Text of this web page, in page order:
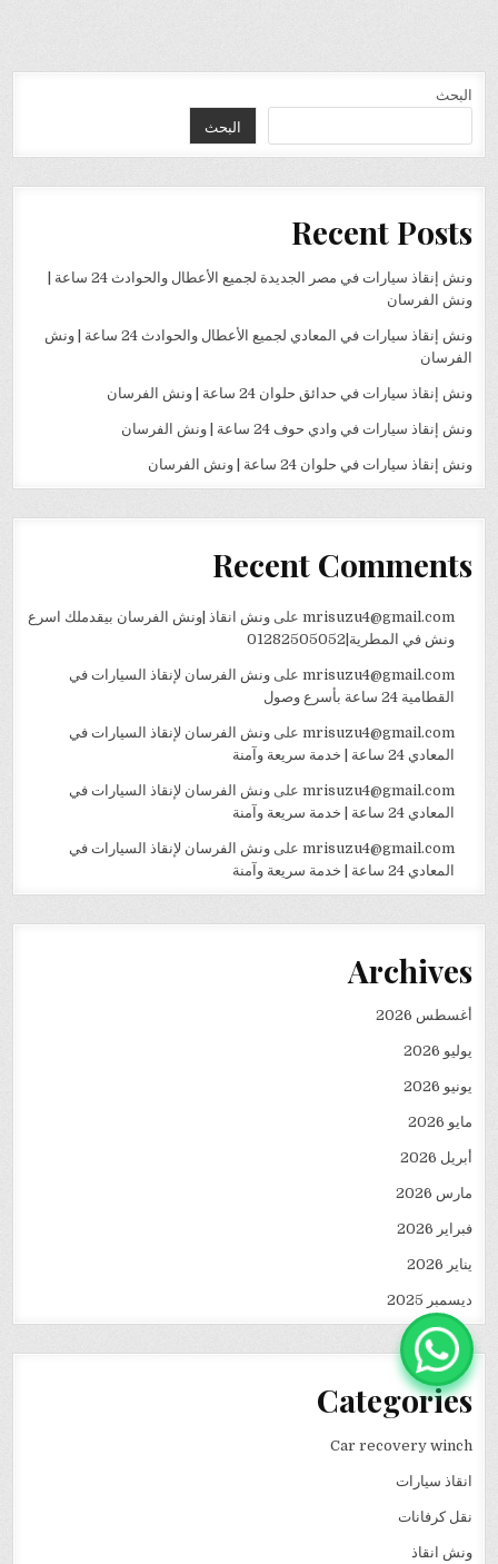
البحث
البحث
Recent Posts
ونش إنقاذ سيارات في مصر الجديدة لجميع الأعطال والحوادث 24 ساعة |
ونش الفرسان
ونش إنقاذ سيارات في المعادي لجميع الأعطال والحوادث 24 ساعة | ونش
الفرسان
ونش إنقاذ سيارات في حدائق حلوان 24 ساعة | ونش الفرسان
ونش إنقاذ سيارات في وادي حوف 24 ساعة | ونش الفرسان
ونش إنقاذ سيارات في حلوان 24 ساعة | ونش الفرسان
Recent Comments
mrisuzu4@gmail.comعلى ونش انقاذ |ونش الفرسان بيقدملك اسرع
ونش في المطرية|01282505052
mrisuzu4@gmail.comعلى ونش الفرسان لإنقاذ السيارات في
القطامية 24 ساعة بأسرع وصول
mrisuzu4@gmail.comعلى ونش الفرسان لإنقاذ السيارات في
المعادي 24 ساعة | خدمة سريعة وآمنة
mrisuzu4@gmail.comعلى ونش الفرسان لإنقاذ السيارات في
المعادي 24 ساعة | خدمة سريعة وآمنة
mrisuzu4@gmail.comعلى ونش الفرسان لإنقاذ السيارات في
المعادي 24 ساعة | خدمة سريعة وآمنة
Archives
أغسطس 2026
يوليو 2026
يونيو 2026
مايو 2026
أبريل 2026
مارس 2026
فبراير 2026
يناير 2026
ديسمبر 2025
Categories
Car recovery winch
انقاذ سيارات
نقل كرفانات
ونش انقاذ